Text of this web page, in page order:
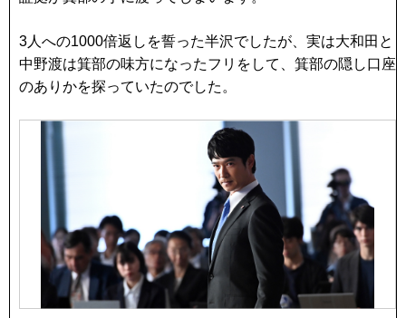
3人への1000倍返しを誓った半沢でしたが、実は大和田と
中野渡は箕部の味方になったフリをして、箕部の隠し口座
のありかを探っていたのでした。